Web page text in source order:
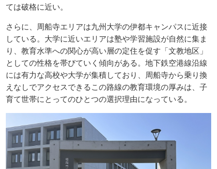
ては破格に近い。
さらに、周船寺エリアは九州大学の伊都キャンパスに近接
している。大学に近いエリアは塾や学習施設が自然に集ま
り、教育水準への関心が高い層の定住を促す「文教地区」
としての性格を帯びていく傾向がある。地下鉄空港線沿線
には有力な高校や大学が集積しており、周船寺から乗り換
えなしでアクセスできるこの路線の教育環境の厚みは、子
育て世帯にとってのひとつの選択理由になっている。